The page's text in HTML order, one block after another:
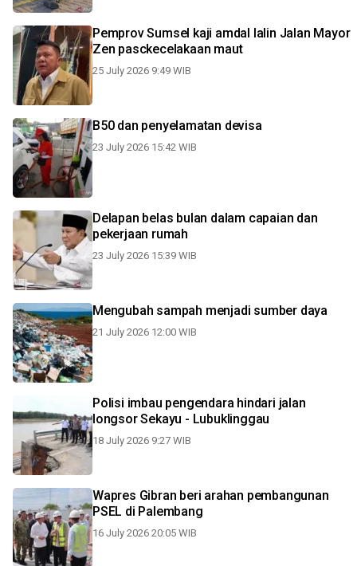
Pemprov Sumsel kaji amdal lalin Jalan Mayor
Zen pasckecelakaan maut
25 July 2026 9:49 WIB
B50 dan penyelamatan devisa
23 July 2026 15:42 WIB
Delapan belas bulan dalam capaian dan
pekerjaan rumah
23 July 2026 15:39 WIB
Mengubah sampah menjadi sumber daya
21 July 2026 12:00 WIB
Polisi imbau pengendara hindari jalan
longsor Sekayu - Lubuklinggau
18 July 2026 9:27 WIB
Wapres Gibran beri arahan pembangunan
PSEL di Palembang
16 July 2026 20:05 WIB